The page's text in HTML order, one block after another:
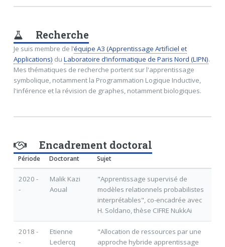
Recherche
Je suis membre de l’équipe A3 (Apprentissage Artificiel et
Applications) du Laboratoire d’informatique de Paris Nord (LIPN).
Mes thématiques de recherche portent sur l'apprentissage
symbolique, notamment la Programmation Logique Inductive,
l'inférence et la révision de graphes, notamment biologiques.
Encadrement doctoral
Période Doctorant Sujet
2020 -
-
Malik Kazi
Aoual
"Apprentissage supervisé de
modèles relationnels probabilistes
interprétables", co-encadrée avec
H. Soldano, thèse CIFRE NukkAi
2018 -
-
Etienne
Leclercq
"Allocation de ressources par une
approche hybride apprentissage